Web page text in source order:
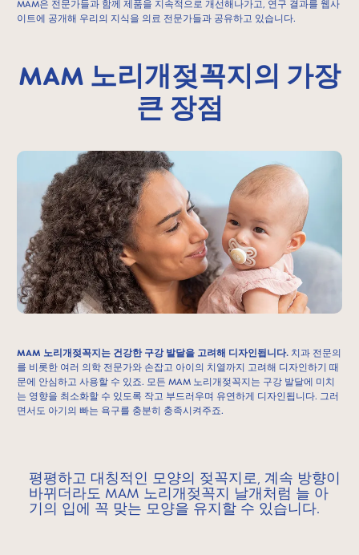
MAM은 전문가들과 함께 제품을 지속적으로 개선해나가고, 연구 결과를 웹사
이트에 공개해 우리의 지식을 의료 전문가들과 공유하고 있습니다.
MAM 노리개젖꼭지의 가장
큰 장점
MAM 노리개젖꼭지는 건강한 구강 발달을 고려해 디자인됩니다. 치과 전문의
를 비롯한 여러 의학 전문가와 손잡고 아이의 치열까지 고려해 디자인하기 때
문에 안심하고 사용할 수 있죠. 모든 MAM 노리개젖꼭지는 구강 발달에 미치
는 영향을 최소화할 수 있도록 작고 부드러우며 유연하게 디자인됩니다. 그러
면서도 아기의 빠는 욕구를 충분히 충족시켜주죠.
평평하고 대칭적인 모양의 젖꼭지로, 계속 방향이
바뀌더라도 MAM 노리개젖꼭지 날개처럼 늘 아
기의 입에 꼭 맞는 모양을 유지할 수 있습니다.